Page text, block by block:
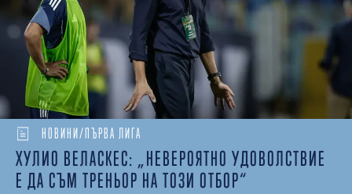
НОВИНИ/ПЪРВА ЛИГА
ХУЛИО ВЕЛАСКЕС: „НЕВЕРОЯТНО УДОВОЛСТВИЕ
Е ДА СЪМ ТРЕНЬОР НА ТОЗИ ОТБОР“